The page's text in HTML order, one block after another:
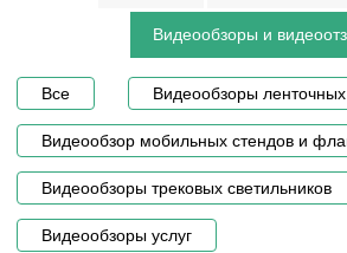
Видеообзоры и
Все Видеообзоры
Видеообзор мобильных стендов и
Видеообзоры трековых светильников
Видеообзоры услуг